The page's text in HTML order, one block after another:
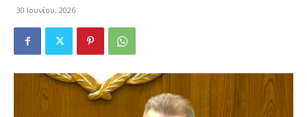
30 Ιουνίου, 2026